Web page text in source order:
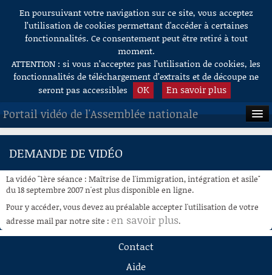
Aller au contenu
En poursuivant votre navigation sur ce site, vous acceptez
l’utilisation de cookies permettant d'accéder à certaines
fonctionnalités. Ce consentement peut être retiré à tout
moment.
ATTENTION : si vous n’acceptez pas l’utilisation de cookies, les
fonctionnalités de téléchargement d’extraits et de découpe ne
seront pas accessibles
OK En savoir plus
Portail vidéo de l'Assemblée nationale
ACCUEIL
À LA DEMANDE
RECHERCHE
AIDE À LA DÉCOUPE
DEMANDE DE VIDÉO
La vidéo "1ère séance : Maîtrise de l'immigration, intégration et asile"
du 18 septembre 2007 n'est plus disponible en ligne.
Pour y accéder, vous devez au préalable accepter l'utilisation de votre
adresse mail par notre site : en savoir plus.
Contact
Aide